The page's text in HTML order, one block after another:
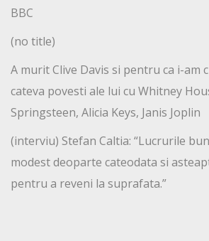
BBC
(no title)
A murit Clive Davis si pentru ca i-am
cateva povesti ale lui cu Whitney
Springsteen, Alicia Keys, Janis Joplin
(interviu) Stefan Caltia: “Lucrurile
modest deoparte cateodata si
pentru a reveni la suprafata.”